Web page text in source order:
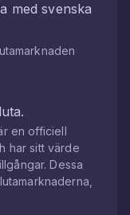
medsvenska
en officiell
har sitt värde
Dessa